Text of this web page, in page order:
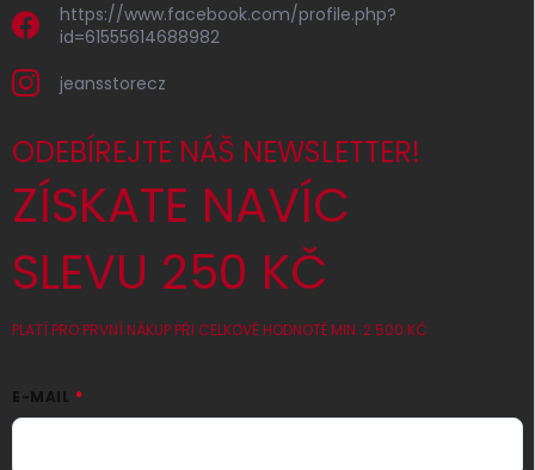
https://www.facebook.com/profile.php?
id=61555614688982
jeansstorecz
ODEBÍREJTE NÁŠ NEWSLETTER!
ZÍSKATE NAVÍC
SLEVU 250 KČ
PLATÍ PRO PRVNÍ NÁKUP PŘI CELKOVÉ HODNOTĚ MIN. 2 500 KČ
E-MAIL